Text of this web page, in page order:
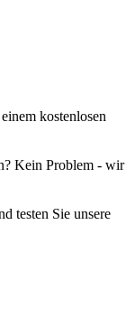
kostenlosen
Kein Problem - wir
testen Sie unsere